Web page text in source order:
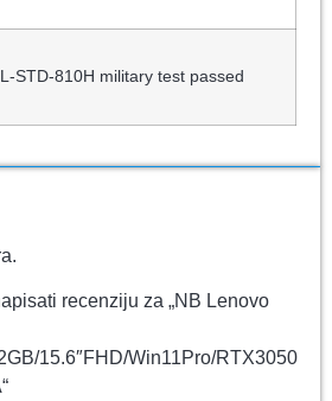
STD-810H military test passed
recenziju za „NB Lenovo
15.6″FHD/Win11Pro/RTX3050